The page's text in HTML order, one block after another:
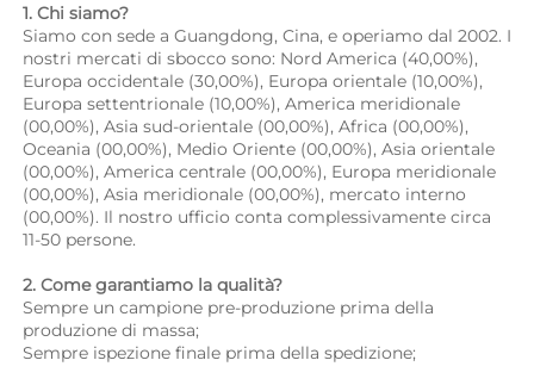
1. Chi siamo?
Siamo con sede a Guangdong, Cina, e operiamo dal 2002. I
nostri mercati di sbocco sono: Nord America (40,00%),
Europa occidentale (30,00%), Europa orientale (10,00%),
Europa settentrionale (10,00%), America meridionale
(00,00%), Asia sud-orientale (00,00%), Africa (00,00%),
Oceania (00,00%), Medio Oriente (00,00%), Asia orientale
(00,00%), America centrale (00,00%), Europa meridionale
(00,00%), Asia meridionale (00,00%), mercato interno
(00,00%). Il nostro ufficio conta complessivamente circa
11-50 persone.
2. Come garantiamo la qualità?
Sempre un campione pre-produzione prima della
produzione di massa;
Sempre ispezione finale prima della spedizione;